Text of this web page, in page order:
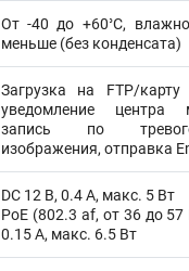
От -40 до +60°C,
меньше (без конденсата)
Загрузка на FTP/карту
уведомление центра
запись по
изображения, отправка
DC 12 В, 0.4 A, макс. 5 Вт
PoE (802.3 af, от 36 до
0.15 A, макс. 6.5 Вт